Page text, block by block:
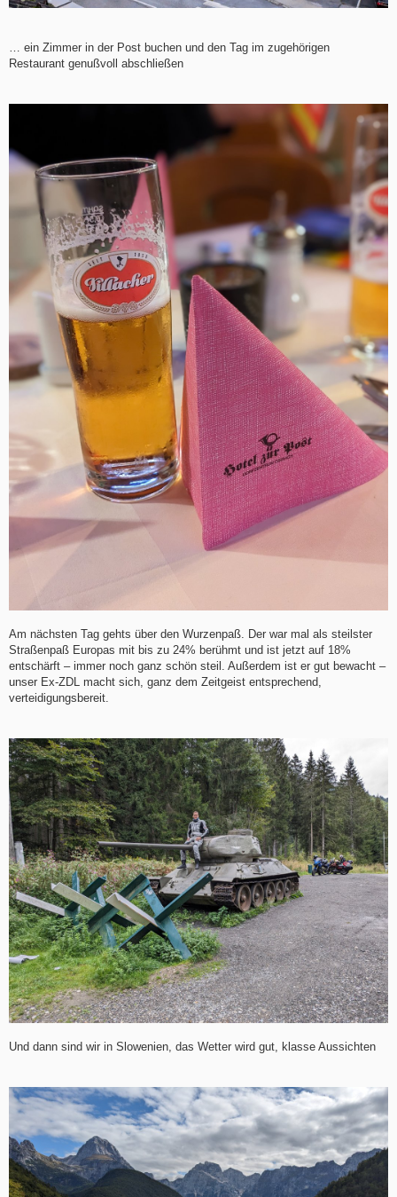
… ein Zimmer in der Post buchen und den Tag im zugehörigen
Restaurant genußvoll abschließen
Am nächsten Tag gehts über den Wurzenpaß. Der war mal als steilster
Straßenpaß Europas mit bis zu 24% berühmt und ist jetzt auf 18%
entschärft – immer noch ganz schön steil. Außerdem ist er gut bewacht –
unser Ex-ZDL macht sich, ganz dem Zeitgeist entsprechend,
verteidigungsbereit.
Und dann sind wir in Slowenien, das Wetter wird gut, klasse Aussichten